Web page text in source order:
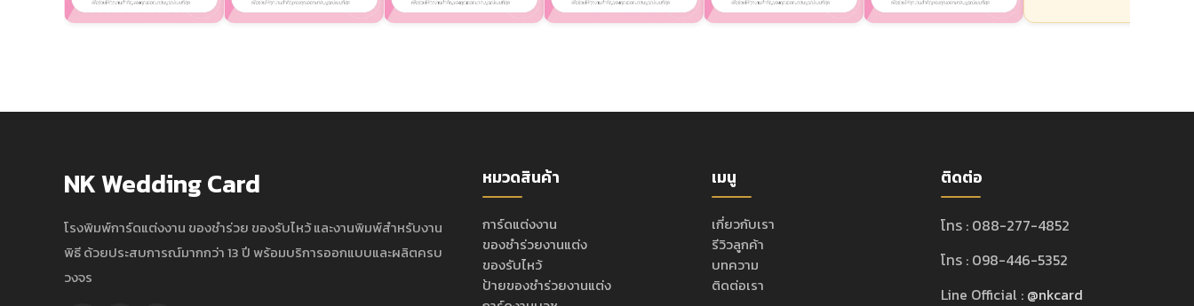
NK Wedding Card
โรงพิมพ์การ์ดแต่งงาน ของชำร่วย ของรับไหว้ และงานพิมพ์สำหรับงาน
พิธี ด้วยประสบการณ์มากกว่า 13 ปี พร้อมบริการออกแบบและผลิตครบ
วงจร
หมวดสินค้า
การ์ดแต่งงาน
ของชำร่วยงานแต่ง
ของรับไหว้
ป้ายของชำร่วยงานแต่ง
เมนู
เกี่ยวกับเรา
รีวิวลูกค้า
บทความ
ติดต่อเรา
ติดต่อ
โทร : 088-277-4852
โทร : 098-446-5352
Line Official : @nkcard